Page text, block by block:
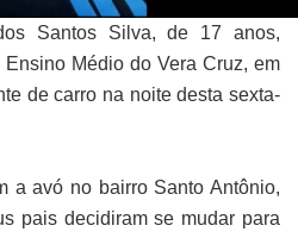
Santos Silva, de 17 anos,
Médio do Vera Cruz, em
de carro na noite desta sexta-
a avó no bairro Santo Antônio,
pais decidiram se mudar para